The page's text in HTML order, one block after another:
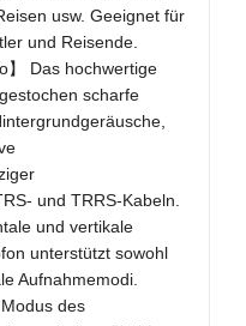
usw. Geeignet für
und Reisende.
】 Das hochwertige
scharfe
und TRRS-Kabeln.
und vertikale
unterstützt sowohl
Aufnahmemodi.
des